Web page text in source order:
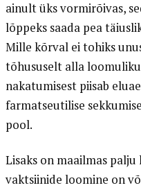
ainult üks vormirõivas,
lõppeks saada pea
Mille kõrval ei tohiks
tõhususelt alla
nakatumisest piisab
farmatseutilise
pool.
Lisaks on maailmas
vaktsiinide loomine on